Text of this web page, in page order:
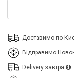
Доставимо по
Відправимо
Delivery завтра